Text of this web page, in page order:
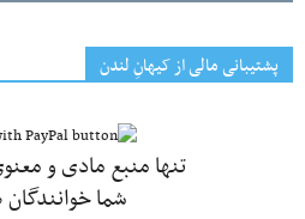
پشتیبانی مالی از کیهانِ لندن
تنها منبع مادی و
شما